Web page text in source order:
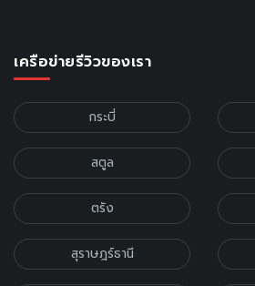
เครือข่ายรีวิวของเรา
กระบี่
สตูล
ตรัง
สุราษฎร์ธานี